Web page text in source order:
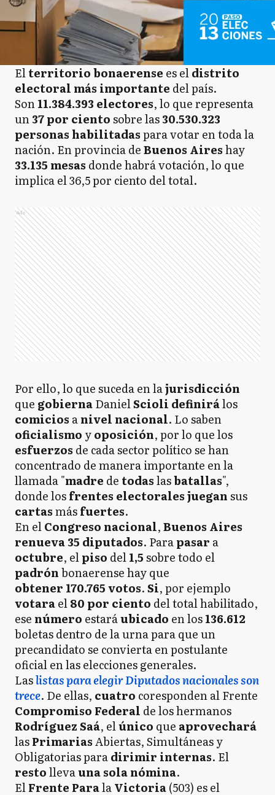
Elterritorio bonaerense es eldistrito
electoral más importante del país.
Son11.384.393 electores, lo que representa
un37 por cientosobre las30.530.323
personas habilitadaspara votar en toda la
nación. En provincia deBuenos Aireshay
33.135 mesas donde habrá votación, lo que
implica el 36,5 por ciento del total.
Ads
Por ello, lo que suceda en lajurisdicción
que gobiernaDanielScioli definirálos
comicios anivel nacional. Lo saben
oficialismo yoposición, por lo que los
esfuerzos de cada sector político se han
concentrado de manera importante en la
llamada "madre de todaslasbatallas",
donde losfrentes electoralesjuegansus
cartasmásfuertes.
En elCongreso nacional,Buenos Aires
renueva 35 diputados. Parapasar a
octubre, elpiso del1,5sobre todo el
padrónbonaerense hay que
obtener 170.765 votos.Si, por ejemplo
votarael80 por ciento del total habilitado,
ese número estaráubicado en los136.612
boletas dentro de la urna para que un
precandidato se convierta en postulante
oficial en las elecciones generales.
Laslistas para elegir Diputados nacionales son
trece. De ellas, cuatro coresponden al Frente
Compromiso Federal de los hermanos
Rodríguez Saá, elúnico que aprovechará
lasPrimariasAbiertas, Simultáneas y
Obligatorias paradirimir internas. El
restollevaunasola nómina.
ElFrente ParalaVictoria(503) es el